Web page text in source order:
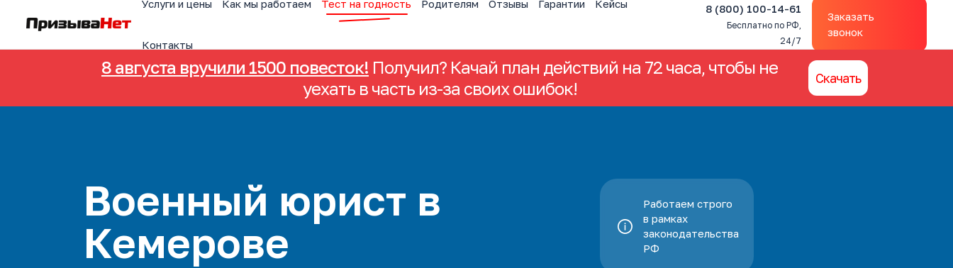
Услуги и цены Как мы работаем Тест на годность Родителям Отзывы Гарантии Кейсы
Контакты
8 (800) 100-14-61
Бесплатно по РФ,
24/7
Заказать
звонок
8 августа вручили 1500 повесток! Получил? Качай план действий на 72 часа, чтобы не
уехать в часть из-за своих ошибок!
Скачать
Военный юрист в
Кемерове
Работаем строго
в рамках
законодательства
РФ